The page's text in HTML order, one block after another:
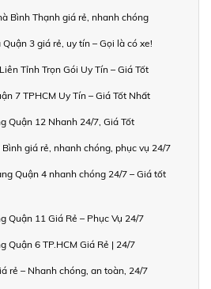
Bình Thạnh giá rẻ, nhanh chóng
3 giá rẻ, uy tín – Gọi là có xe!
Tỉnh Trọn Gói Uy Tín – Giá Tốt
7 TPHCM Uy Tín – Giá Tốt Nhất
Quận 12 Nhanh 24/7, Giá Tốt
giá rẻ, nhanh chóng, phục vụ 24/7
Quận 4 nhanh chóng 24/7 – Giá tốt
Quận 11 Giá Rẻ – Phục Vụ 24/7
Quận 6 TP.HCM Giá Rẻ | 24/7
rẻ – Nhanh chóng, an toàn, 24/7